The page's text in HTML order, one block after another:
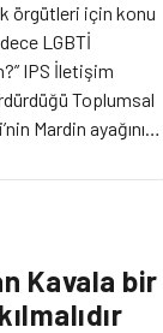
örgütleri için konu
LGBTİ
IPS İletişim
Toplumsal
Mardin ayağını
yasakladı.* 18
olarak KAOS
Kavala bir